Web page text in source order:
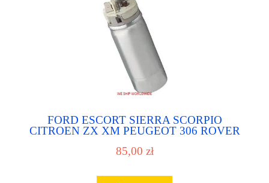
FORD ESCORT SIERRA SCORPIO
CITROEN ZX XM PEUGEOT 306 ROVER
85,00 zł